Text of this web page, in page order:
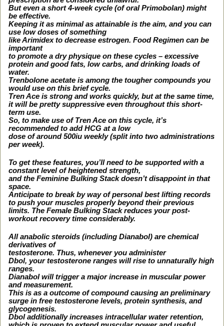
But even a short 4-week cycle (of oral Primobolan) might
be effective.
Keeping it as minimal as attainable is the aim, and you can
use low doses of something
like Arimidex to decrease estrogen. Food Regimen can be
important
to promote a dry physique on these cycles – excessive
protein and good fats, low carbs, and drinking loads of
water.
Trenbolone acetate is among the tougher compounds you
would use on this brief cycle.
Tren Ace is strong and works quickly, but at the same time,
it will be pretty suppressive even throughout this short-
term use.
So, to make use of Tren Ace on this cycle, it’s
recommended to add HCG at a low
dose of around 500iu weekly (split into two administrations
per week).
To get these features, you’ll need to be supported with a
constant level of heightened strength,
and the Feminine Bulking Stack doesn’t disappoint in that
space.
Anticipate to break by way of personal best lifting records
to push your muscles properly beyond their previous
limits. The Female Bulking Stack reduces your post-
workout recovery time considerably.
All anabolic steroids (including Dianabol) are chemical
derivatives of
testosterone. Thus, whenever you administer
Dbol, your testosterone ranges will rise to unnaturally high
ranges.
Dianabol will trigger a major increase in muscular power
and measurement.
This is as a outcome of compound causing an preliminary
surge in free testosterone levels, protein synthesis, and
glycogenesis.
Dbol additionally increases intracellular water retention,